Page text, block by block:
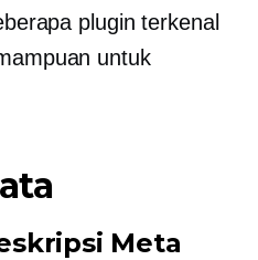
plugin terkenal
untuk
Meta